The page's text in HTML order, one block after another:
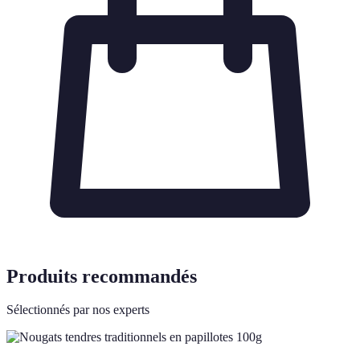
Produits recommandés
Sélectionnés par nos experts